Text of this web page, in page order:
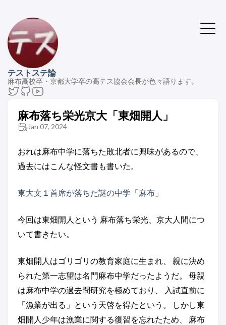
テストステ論
麻布高校卒・京都大学卒の高テス協会会長が色々語ります。
麻布落ち栄光京大「東畑開人」
Jan 07, 2024
おれは麻布中学に落ちた敗北者に興味があるので、
過去にはこんな怪文書も書いた。
東大文１首席が落ちた謎の中学「麻布」
今回は東畑開人という 麻布落ち栄光、京大人間につ
いて書きたい。
東畑開人はゴリゴリの教育家庭に生まれ、 親に決め
られた第一志望は名門麻布中学だったようだ。 母親
は麻布中学の過去問研究を極めており、 入試直前に
「漁業が出る」という天啓を得たという。 しかし東
畑開人少年は漁業に関する復習を忘れたため、 麻布